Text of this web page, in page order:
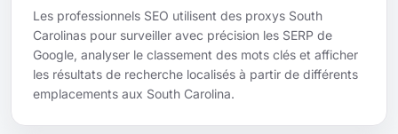
Les professionnels SEO utilisent des proxys South
Carolinas pour surveiller avec précision les SERP de
Google, analyser le classement des mots clés et afficher
les résultats de recherche localisés à partir de différents
emplacements aux South Carolina.